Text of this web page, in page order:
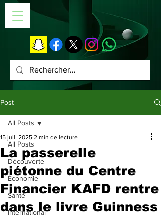
Post
All Posts
Découverte
Économie
Santé
International
All Posts
La passerelle
piétonne du Centre
Financier KAFD rentre
dans le livre Guinness
15 juil. 2025 2 min de lecture